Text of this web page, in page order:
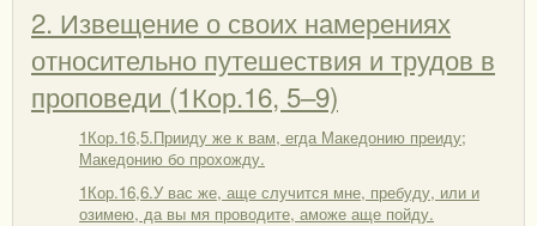
2. Извещение о своих намерениях
относительно путешествия и трудов в
проповеди (1Кор.16, 5–9)
1Кор.16,5.Прииду же к вам, егда Македонию преиду;
Македонию бо прохожду.
1Кор.16,6.У вас же, аще случится мне, пребуду, или и
озимею, да вы мя проводите, аможе аще пойду.